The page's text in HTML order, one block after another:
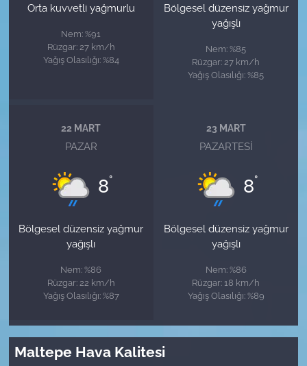
Orta kuvvetli yağmurlu
Nem: %91
Rüzgar: 27 km/h
Yağış Olasılığı: %84
Bölgesel düzensiz yağmur
yağışlı
Nem: %85
Rüzgar: 27 km/h
Yağış Olasılığı: %85
22 MART
PAZAR
8°
Bölgesel düzensiz yağmur
yağışlı
Nem: %86
Rüzgar: 22 km/h
Yağış Olasılığı: %87
23 MART
PAZARTESI
8°
Bölgesel düzensiz yağmur
yağışlı
Nem: %86
Rüzgar: 18 km/h
Yağış Olasılığı: %89
Maltepe Hava Kalitesi